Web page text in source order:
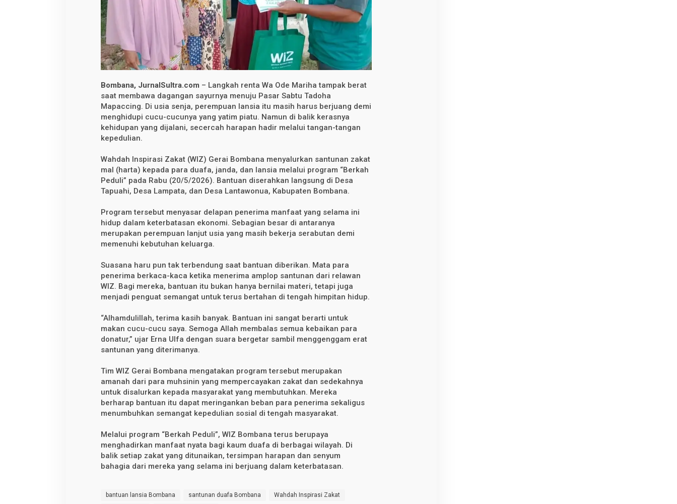
b
n
s
i
d
n
D
u
f
a
w
a
t
P
r
r
a
B
e
a
h
e
d
Bombana, JurnalSultra.com – Langkah renta Wa Ode Mariha tampak berat
saat membawa dagangan sayurnya menuju Pasar Sabtu Tadoha
Mapaccing. Di usia senja, perempuan lansia itu masih harus berjuang demi
menghidupi cucu-cucunya yang yatim piatu. Namun di balik kerasnya
kehidupan yang dijalani, secercah harapan hadir melalui tangan-tangan
kepedulian.
Wahdah Inspirasi Zakat (WIZ) Gerai Bombana menyalurkan santunan zakat
mal (harta) kepada para duafa, janda, dan lansia melalui program “Berkah
Peduli” pada Rabu (20/5/2026). Bantuan diserahkan langsung di Desa
Tapuahi, Desa Lampata, dan Desa Lantawonua, Kabupaten Bombana.
Program tersebut menyasar delapan penerima manfaat yang selama ini
hidup dalam keterbatasan ekonomi. Sebagian besar di antaranya
merupakan perempuan lanjut usia yang masih bekerja serabutan demi
memenuhi kebutuhan keluarga.
Suasana haru pun tak terbendung saat bantuan diberikan. Mata para
penerima berkaca-kaca ketika menerima amplop santunan dari relawan
WIZ. Bagi mereka, bantuan itu bukan hanya bernilai materi, tetapi juga
menjadi penguat semangat untuk terus bertahan di tengah himpitan hidup.
“Alhamdulillah, terima kasih banyak. Bantuan ini sangat berarti untuk
makan cucu-cucu saya. Semoga Allah membalas semua kebaikan para
donatur,” ujar Erna Ulfa dengan suara bergetar sambil menggenggam erat
santunan yang diterimanya.
Tim WIZ Gerai Bombana mengatakan program tersebut merupakan
amanah dari para muhsinin yang mempercayakan zakat dan sedekahnya
untuk disalurkan kepada masyarakat yang membutuhkan. Mereka
berharap bantuan itu dapat meringankan beban para penerima sekaligus
menumbuhkan semangat kepedulian sosial di tengah masyarakat.
Melalui program “Berkah Peduli”, WIZ Bombana terus berupaya
menghadirkan manfaat nyata bagi kaum duafa di berbagai wilayah. Di
balik setiap zakat yang ditunaikan, tersimpan harapan dan senyum
bahagia dari mereka yang selama ini berjuang dalam keterbatasan.
bantuan lansia Bombana santunan duafa Bombana
Wahdah Inspirasi Zakat